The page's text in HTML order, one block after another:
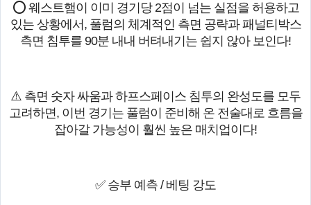
⭕ 웨스트햄이 이미 경기당 2점이 넘는 실점을 허용하고
있는 상황에서, 풀럼의 체계적인 측면 공략과 패널티박스
측면 침투를 90분 내내 버텨내기는 쉽지 않아 보인다!
⚠️ 측면 숫자 싸움과 하프스페이스 침투의 완성도를 모두
고려하면, 이번 경기는 풀럼이 준비해 온 전술대로 흐름을
잡아갈 가능성이 훨씬 높은 매치업이다!
✅ 승부 예측 / 베팅 강도